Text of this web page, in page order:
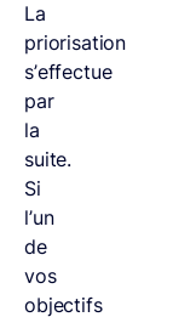
La
priorisation
s’effectue
par
la
suite.
Si
l’un
de
vos
objectifs